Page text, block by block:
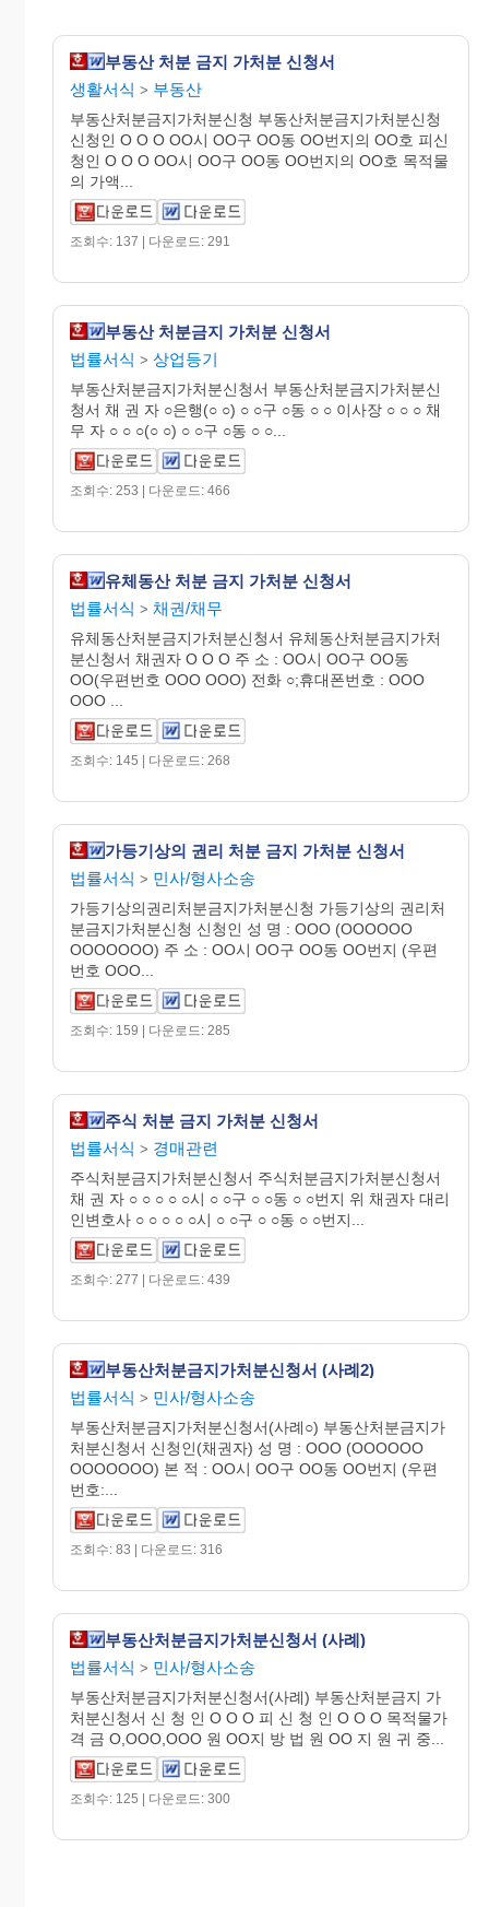
부동산 처분 금지 가처분 신청서
생활서식 > 부동산
부동산처분금지가처분신청 부동산처분금지가처분신청
신청인 O O O OO시 OO구 OO동 OO번지의 OO호 피신
청인 O O O OO시 OO구 OO동 OO번지의 OO호 목적물
의 가액...
조회수: 137 | 다운로드: 291
부동산 처분금지 가처분 신청서
법률서식 > 상업등기
부동산처분금지가처분신청서 부동산처분금지가처분신
청서 채 권 자 ○은행(○ ○) ○ ○구 ○동 ○ ○ 이사장 ○ ○ ○ 채
무 자 ○ ○ ○(○ ○) ○ ○구 ○동 ○ ○...
조회수: 253 | 다운로드: 466
유체동산 처분 금지 가처분 신청서
법률서식 > 채권/채무
유체동산처분금지가처분신청서 유체동산처분금지가처
분신청서 채권자 O O O 주 소 : OO시 OO구 OO동
OO(우편번호 OOO OOO) 전화 ○;휴대폰번호 : OOO
OOO ...
조회수: 145 | 다운로드: 268
가등기상의 권리 처분 금지 가처분 신청서
법률서식 > 민사/형사소송
가등기상의권리처분금지가처분신청 가등기상의 권리처
분금지가처분신청 신청인 성 명 : OOO (OOOOOO
OOOOOOO) 주 소 : OO시 OO구 OO동 OO번지 (우편
번호 OOO...
조회수: 159 | 다운로드: 285
주식 처분 금지 가처분 신청서
법률서식 > 경매관련
주식처분금지가처분신청서 주식처분금지가처분신청서
채 권 자 ○ ○ ○ ○ ○시 ○ ○구 ○ ○동 ○ ○번지 위 채권자 대리
인변호사 ○ ○ ○ ○ ○시 ○ ○구 ○ ○동 ○ ○번지...
조회수: 277 | 다운로드: 439
부동산처분금지가처분신청서 (사례2)
법률서식 > 민사/형사소송
부동산처분금지가처분신청서(사례○) 부동산처분금지가
처분신청서 신청인(채권자) 성 명 : OOO (OOOOOO
OOOOOOO) 본 적 : OO시 OO구 OO동 OO번지 (우편
번호:...
조회수: 83 | 다운로드: 316
부동산처분금지가처분신청서 (사례)
법률서식 > 민사/형사소송
부동산처분금지가처분신청서(사례) 부동산처분금지 가
처분신청서 신 청 인 O O O 피 신 청 인 O O O 목적물가
격 금 O,OOO,OOO 원 OO지 방 법 원 OO 지 원 귀 중...
조회수: 125 | 다운로드: 300